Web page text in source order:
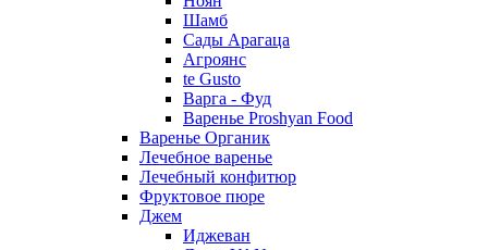
Шамб
Сады Арагаца
Агроянс
te Gusto
Варга - Фуд
Варенье Proshyan Food
Варенье Органик
Лечебное варенье
Лечебный конфитюр
Фруктовое пюре
Джем
Иджеван